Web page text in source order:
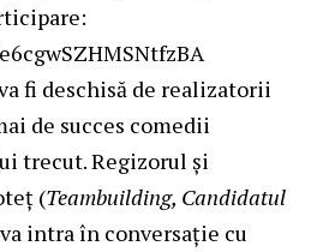
fi deschisă de realizatorii
de succes comedii
trecut. Regizorul și
(Teambuilding, Candidatul
intra în conversație cu